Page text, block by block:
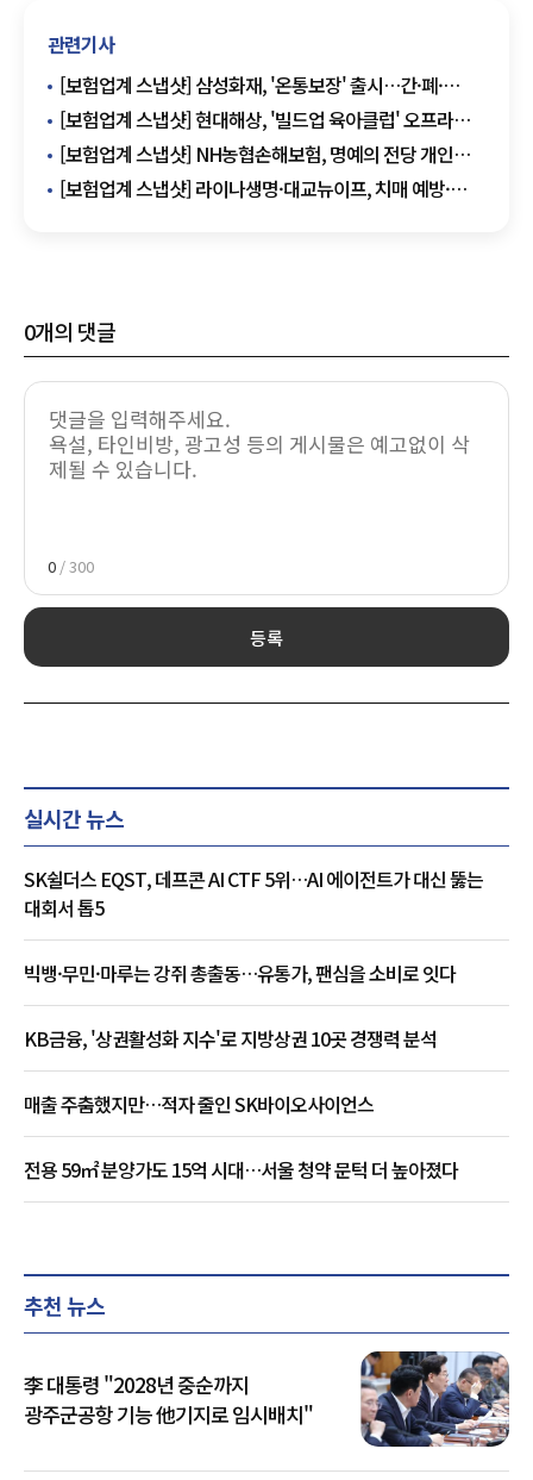
관련기사
[보험업계 스냅샷] 삼성화재, '온통보장' 출시…간·폐·
신장까지 보장 확대 外
[보험업계 스냅샷] 현대해상, '빌드업 육아클럽' 오프라인
행사 개최 外
[보험업계 스냅샷] NH농협손해보험, 명예의 전당 개인
부문 헌액식 개최 外
[보험업계 스냅샷] 라이나생명·대교뉴이프, 치매 예방·
0개의 댓글
0 / 300
등록
실시간 뉴스
SK쉴더스 EQST, 데프콘 AI CTF 5위…AI 에이전트가 대신 뚫는
대회서 톱5
빅뱅·무민·마루는 강쥐 총출동…유통가, 팬심을 소비로 잇다
KB금융, '상권활성화 지수'로 지방상권 10곳 경쟁력 분석
매출 주춤했지만…적자 줄인 SK바이오사이언스
전용 59㎡ 분양가도 15억 시대…서울 청약 문턱 더 높아졌다
추천 뉴스
李 대통령 "2028년 중순까지
광주군공항 기능 他기지로 임시배치"